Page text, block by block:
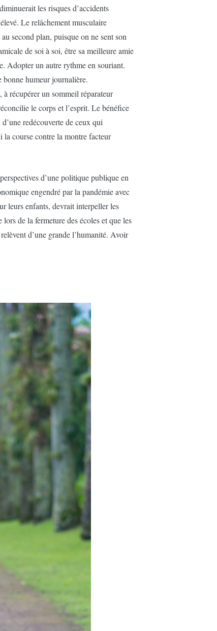
les risques d’accidents
Le relâchement musculaire
second plan, puisque on ne sent son
de soi à soi, être sa meilleure amie
Adopter un autre rythme en souriant.
humeur journalière.
récupérer un sommeil réparateur
le corps et l’esprit. Le bénéfice
redécouverte de ceux qui
la course contre la montre facteur
d’une politique publique en
engendré par la pandémie avec
leurs enfants, devrait interpeller les
de la fermeture des écoles et que les
d’une grande l’humanité. Avoir